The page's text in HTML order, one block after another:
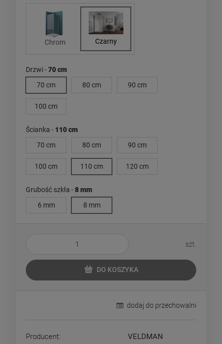
Chrom Czarny
Drzwi -70 cm
70 cm
80 cm 90 cm
100 cm
Ścianka - 110 cm
70 cm
80 cm 90 cm
100 cm 110 cm 120 cm
Grubość szkła -8 mm
6 mm
8 mm
szt.
DO KOSZYKA
dodaj do przechowalni
Producent:
VELDMAN